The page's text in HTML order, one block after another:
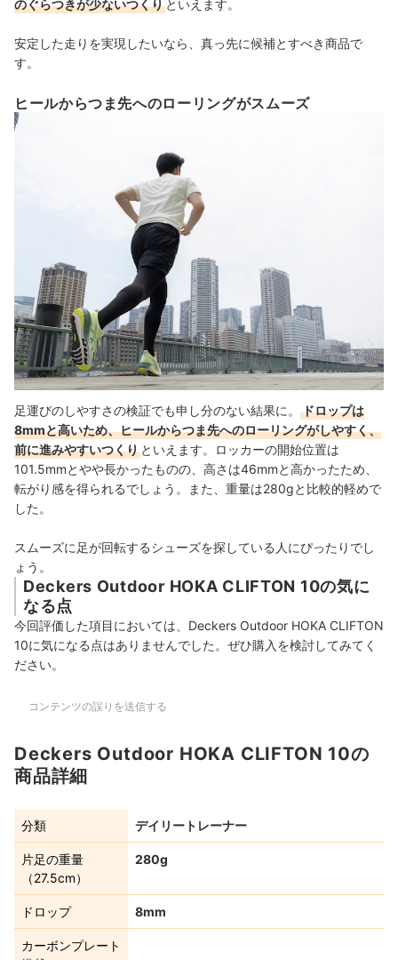
のぐらつきが少ないつくり といえます。
安定した走りを実現したいなら、真っ先に候補とすべき商品で
す。
ヒールからつま先へのローリングがスムーズ
足運びのしやすさの検証でも申し分のない結果に。
ドロップは
8mmと高いため、ヒールからつま先へのローリングがしやすく、
前に進みやすいつくり といえます。ロッカーの開始位置は
101.5mmとやや長かったものの、高さは46mmと高かったため、
転がり感を得られるでしょう。また、重量は280gと比較的軽めで
した。
スムーズに足が回転するシューズを探している人にぴったりでし
ょう。
Deckers Outdoor HOKA CLIFTON 10の気に
なる点
今回評価した項目においては、Deckers Outdoor HOKA CLIFTON
10に気になる点はありませんでした。ぜひ購入を検討してみてく
ださい。
コンテンツの誤りを送信する
Deckers Outdoor HOKA CLIFTON 10の
商品詳細
分類 デイリートレーナー
片足の重量
（27.5cm）
280g
ドロップ 8mm
カーボンプレート